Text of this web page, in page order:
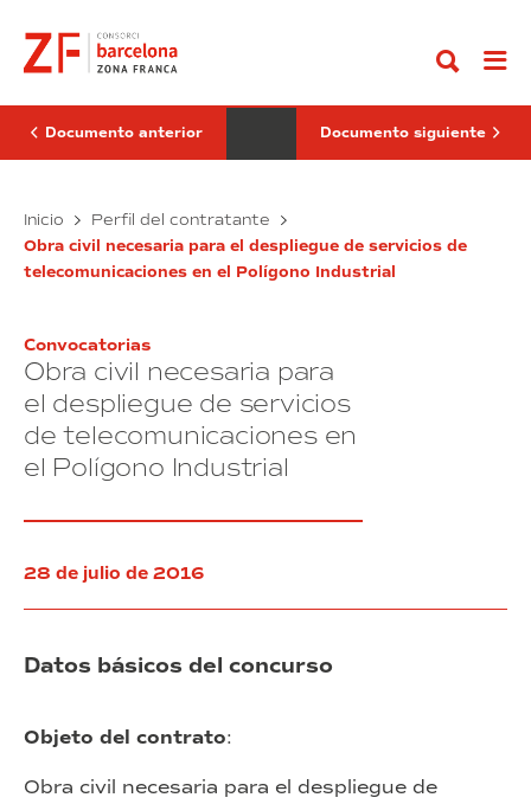
contenido
vigilancia
y
seguridad
del
Polígono
y
edificios
del
Consorci
Documento anterior
inmobiliaria
con
china
Documento siguiente
Inicio Perfil del contratante
Obra civil necesaria para el despliegue de servicios de
telecomunicaciones en el Polígono Industrial
Convocatorias
Obra civil necesaria para
el despliegue de servicios
de telecomunicaciones en
el Polígono Industrial
28 de julio de 2016
Datos básicos del concurso
Objeto del contrato:
Obra civil necesaria para el despliegue de
de
vigilancia
y
del
Polígono
de
Zona
Franca
Consorci
contrato
servicios
con
empresas
personas